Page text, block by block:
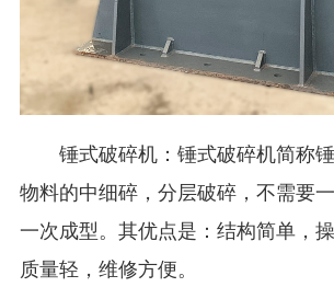
锤式破碎机：锤式破碎机简称
物料的中细碎，分层破碎，不需要
一次成型。其优点是：结构简单，
质量轻，维修方便。